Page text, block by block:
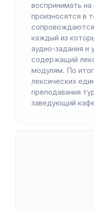
воспринимать
произносятся в
сопровождаются
каждый из
аудио-задания и
содержащий
модулям. По
лексических
преподавания
заведующий